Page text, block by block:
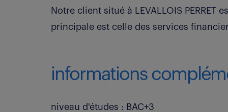
Notre client situé à LEVALLOIS
principale est celle des services
informations
niveau d'études : BAC+3